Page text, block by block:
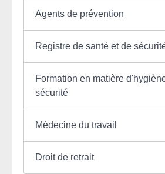
Agents de prévention
Registre de santé et de
Formation en matière
sécurité
Médecine du travail
Droit de retrait